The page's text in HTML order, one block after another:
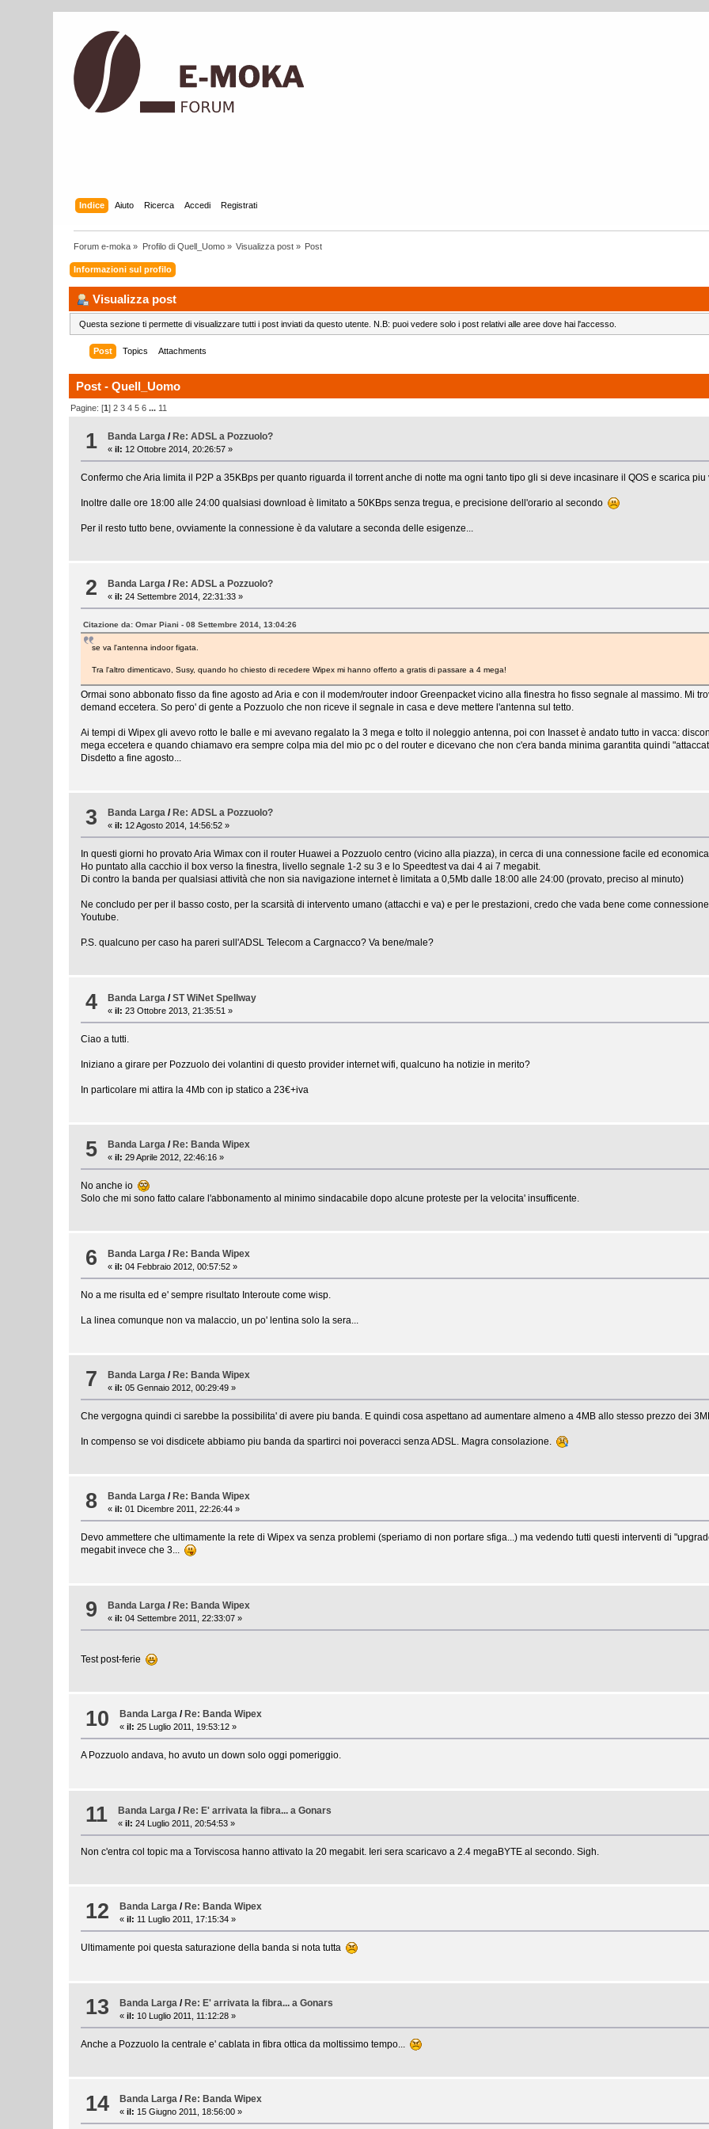
Indice Aiuto Ricerca Accedi Registrati
Forum e-moka » Profilo di Quell_Uomo» Visualizza post » Post
Informazioni sul profilo
Visualizza post
Questa sezione ti permette di visualizzare tutti i post inviati da questo utente. N.B: puoi vedere solo i post relativi alle aree dove hai l'accesso.
Post Topics Attachments
Post - Quell_Uomo
Pagine: [1]2 3 4 5 6 ... 11
1 Banda Larga / Re: ADSL a Pozzuolo?
«il: 12 Ottobre 2014, 20:26:57 »
Confermo che Aria limita il P2P a 35KBps per quanto riguarda il torrent anche di notte ma ogni tanto tipo gli si deve incasinare il QOS e scarica
Inoltre dalle ore 18:00 alle 24:00 qualsiasi download è limitato a 50KBps senza tregua, e precisione dell'orario al secondo
Per il resto tutto bene, ovviamente la connessione è da valutare a seconda delle esigenze...
2 Banda Larga /Re: ADSL a Pozzuolo?
«il: 24 Settembre 2014, 22:31:33 »
Citazione da: Omar Piani - 08 Settembre 2014, 13:04:26
se va l'antenna indoor figata.
Tra l'altro dimenticavo, Susy, quando ho chiesto di recedere Wipex mi hanno offerto a gratis di passare a 4 mega!
Ormai sono abbonato fisso da fine agosto ad Aria e con il modem/router indoor Greenpacket vicino alla finestra ho fisso segnale al massimo. Mi
demand eccetera. So pero' di gente a Pozzuolo che non riceve il segnale in casa e deve mettere l'antenna sul tetto.
Ai tempi di Wipex gli avevo rotto le balle e mi avevano regalato la 3 mega e tolto il noleggio antenna, poi con Inasset è andato tutto in vacca:
mega eccetera e quando chiamavo era sempre colpa mia del mio pc o del router e dicevano che non c'era banda minima garantita quindi
Disdetto a fine agosto...
3 Banda Larga / Re: ADSL a Pozzuolo?
«il: 12 Agosto 2014, 14:56:52 »
In questi giorni ho provato Aria Wimax con il router Huawei a Pozzuolo centro (vicino alla piazza), in cerca di una connessione facile ed
Ho puntato alla cacchio il box verso la finestra, livello segnale 1-2 su 3 e lo Speedtest va dai 4 ai 7 megabit.
Di contro la banda per qualsiasi attività che non sia navigazione internet è limitata a 0,5Mb dalle 18:00 alle 24:00 (provato, preciso al minuto)
Ne concludo per per il basso costo, per la scarsità di intervento umano (attacchi e va) e per le prestazioni, credo che vada bene come
Youtube.
P.S. qualcuno per caso ha pareri sull'ADSL Telecom a Cargnacco? Va bene/male?
4 Banda Larga /ST WiNet Spellway
«il: 23 Ottobre 2013, 21:35:51 »
Ciao a tutti.
Iniziano a girare per Pozzuolo dei volantini di questo provider internet wifi, qualcuno ha notizie in merito?
In particolare mi attira la 4Mb con ip statico a 23€+iva
5 Banda Larga / Re: Banda Wipex
«il: 29 Aprile 2012, 22:46:16 »
No anche io
Solo che mi sono fatto calare l'abbonamento al minimo sindacabile dopo alcune proteste per la velocita' insufficente.
6 Banda Larga /Re: Banda Wipex
«il: 04 Febbraio 2012, 00:57:52 »
No a me risulta ed e' sempre risultato Interoute come wisp.
La linea comunque non va malaccio, un po' lentina solo la sera...
7 Banda Larga / Re: Banda Wipex
«il: 05 Gennaio 2012, 00:29:49 »
Che vergogna quindi ci sarebbe la possibilita' di avere piu banda. E quindi cosa aspettano ad aumentare almeno a 4MB allo stesso prezzo dei
In compenso se voi disdicete abbiamo piu banda da spartirci noi poveracci senza ADSL. Magra consolazione.
8 Banda Larga / Re: Banda Wipex
«il: 01 Dicembre 2011, 22:26:44 »
Devo ammettere che ultimamente la rete di Wipex va senza problemi (speriamo di non portare sfiga...) ma vedendo tutti questi interventi di
megabit invece che 3...
9 Banda Larga / Re: Banda Wipex
«il: 04 Settembre 2011, 22:33:07 »
Test post-ferie
10 Banda Larga / Re: Banda Wipex
«il: 25 Luglio 2011, 19:53:12 »
A Pozzuolo andava, ho avuto un down solo oggi pomeriggio.
11 Banda Larga /Re: E' arrivata la fibra... a Gonars
«il: 24 Luglio 2011, 20:54:53 »
Non c'entra col topic ma a Torviscosa hanno attivato la 20 megabit. Ieri sera scaricavo a 2.4 megaBYTE al secondo. Sigh.
12 Banda Larga / Re: Banda Wipex
«il: 11 Luglio 2011, 17:15:34 »
Ultimamente poi questa saturazione della banda si nota tutta
13 Banda Larga /Re: E' arrivata la fibra... a Gonars
«il: 10 Luglio 2011, 11:12:28 »
Anche a Pozzuolo la centrale e' cablata in fibra ottica da moltissimo tempo...
14 Banda Larga / Re: Banda Wipex
«il: 15 Giugno 2011, 18:56:00 »